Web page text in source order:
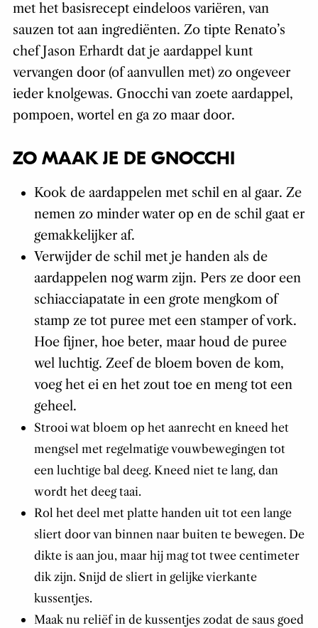
met het basisrecept eindeloos variëren, van
sauzen tot aan ingrediënten. Zo tipte Renato’s
chef Jason Erhardt dat je aardappel kunt
vervangen door (of aanvullen met) zo ongeveer
ieder knolgewas. Gnocchi van zoete aardappel,
pompoen, wortel en ga zo maar door.
ZO MAAK JE DE GNOCCHI
Kook de aardappelen met schil en al gaar. Ze
nemen zo minder water op en de schil gaat er
gemakkelijker af.
Verwijder de schil met je handen als de
aardappelen nog warm zijn. Pers ze door een
schiacciapatate in een grote mengkom of
stamp ze tot puree met een stamper of vork.
Hoe fijner, hoe beter, maar houd de puree
wel luchtig. Zeef de bloem boven de kom,
voeg het ei en het zout toe en meng tot een
geheel.
Strooi wat bloem op het aanrecht en kneed het
mengsel met regelmatige vouwbewegingen tot
een luchtige bal deeg. Kneed niet te lang, dan
wordt het deeg taai.
Rol het deel met platte handen uit tot een lange
sliert door van binnen naar buiten te bewegen. De
dikte is aan jou, maar hij mag tot twee centimeter
dik zijn. Snijd de sliert in gelijke vierkante
kussentjes.
Maak nu reliëf in de kussentjes zodat de saus goed